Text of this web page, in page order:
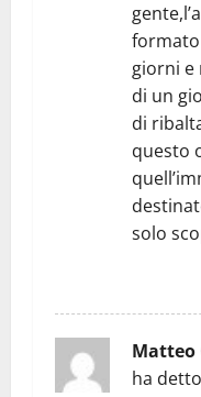
giorni e
di un
di
questo
solo
Matteo
ha